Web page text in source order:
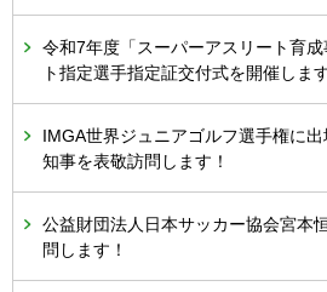
令和7年度「スーパーアスリート育
ト指定選手指定証交付式を開催しま
IMGA世界ジュニアゴルフ選手権に
知事を表敬訪問します！
公益財団法人日本サッカー協会宮本
問します！